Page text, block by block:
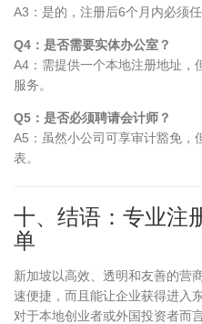
A3：是的，注册后6个月内必须任
Q4：是否需要实体办公室？
A4：需提供一个本地注册地址，
服务。
Q5：是否必须聘请会计师？
A5：虽然小公司可享审计豁免，
表。
十、结语：专业注
单
新加坡以高效、透明和友善的营
速便捷，而且能让企业获得进入
对于本地创业者或外国投资者而